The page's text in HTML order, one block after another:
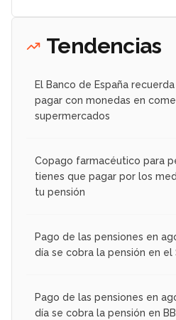
Tendencias
El Banco de España
pagar con monedas en
supermercados
Copago farmacéutico para
tienes que pagar por los
tu pensión
Pago de las pensiones en
día se cobra la pensión en el
Pago de las pensiones en
día se cobra la pensión en